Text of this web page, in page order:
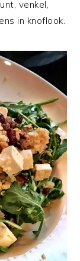
venkel,
in knoflook.